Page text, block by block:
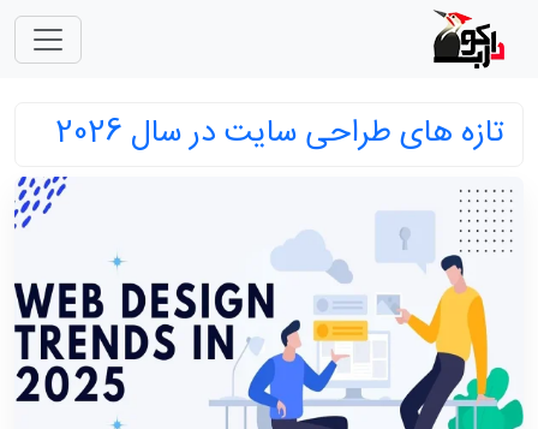
تازه های طراحی سایت در سال 2026